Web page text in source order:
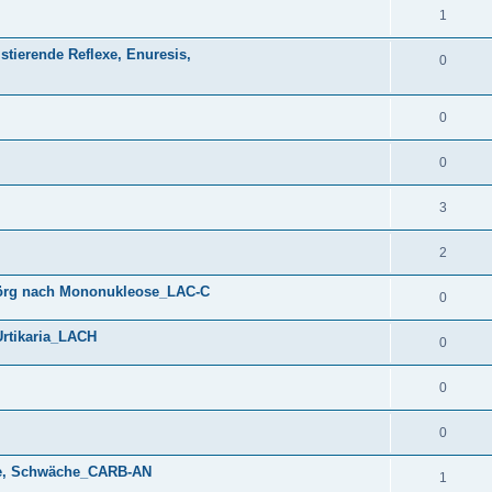
1
Reflexe, Enuresis, 0
0
0
3
2
nach Mononukleose_LAC-C 0
0
0
0
Schwäche_CARB-AN 1